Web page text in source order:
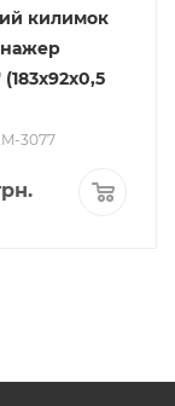
килимок
(183х92х0,5
3077